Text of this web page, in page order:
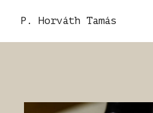
P. Horváth Tamás